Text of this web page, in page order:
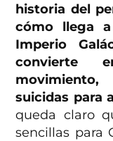
historia del
cómo llega
Imperio
convierte
suicidas para
queda claro
sencillas para